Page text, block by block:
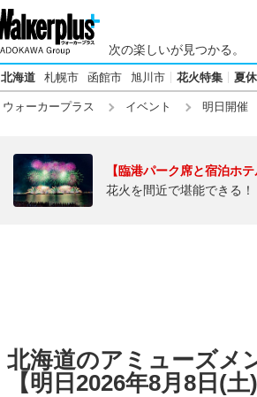
次の楽しいが見つかる。
北海道 札幌市 函館市 旭川市 花火特集 夏
ウォーカープラス イベント 明日開催
【臨港パーク席と宿泊ホ
花火を間近で堪能できる
北海道のアミューズメ
【明日2026年8月8日(